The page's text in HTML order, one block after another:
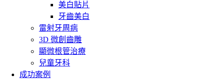
美白貼片
牙齒美白
雷射牙周病
3D 微創齒雕
顯微根管治療
兒童牙科
成功案例